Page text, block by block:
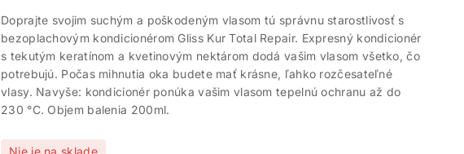
Doprajte svojim suchým a poškodeným vlasom tú správnu starostlivosť s
bezoplachovým kondicionérom Gliss Kur Total Repair. Expresný kondicionér
s tekutým keratínom a kvetinovým nektárom dodá vašim vlasom všetko, čo
potrebujú. Počas mihnutia oka budete mať krásne, ľahko rozčesateľné
vlasy. Navyše: kondicionér ponúka vašim vlasom tepelnú ochranu až do
230 °C. Objem balenia 200ml.
Nie je na sklade